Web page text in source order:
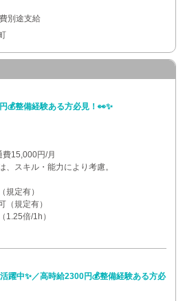
別途支給
💰整備経験ある方必見！👀✨
15,000円/月
スキル・能力により考慮。
定有）
規定有）
倍/1h）
躍中✨／高時給2300円💰整備経験ある方必